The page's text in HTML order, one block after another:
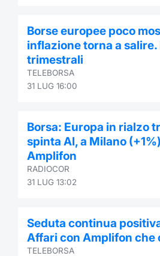
Borse europee poco
inflazione torna a salire.
trimestrali
TELEBORSA
31 LUG 16:00
Borsa: Europa in rialzo
spinta AI, a Milano
Amplifon
RADIOCOR
31 LUG 13:02
Seduta continua
Affari con Amplifon che
TELEBORSA